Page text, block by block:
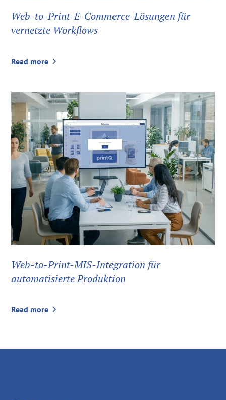
Web-to-Print-E-Commerce-Lösungen für
vernetzte Workflows
Read more
Web-to-Print-MIS-Integration für
automatisierte Produktion
Read more